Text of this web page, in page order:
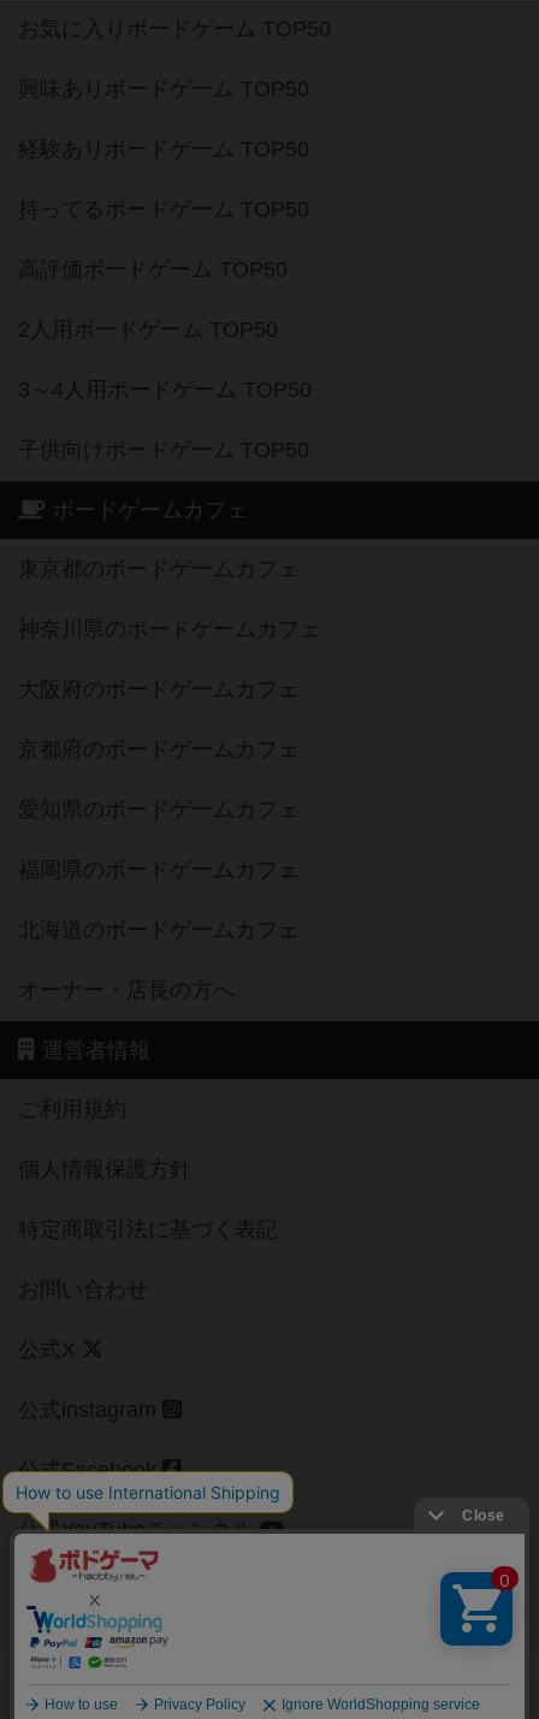
お気に入りボードゲーム TOP50
興味ありボードゲーム TOP50
経験ありボードゲーム TOP50
持ってるボードゲーム TOP50
高評価ボードゲーム TOP50
2人用ボードゲーム TOP50
3～4人用ボードゲーム TOP50
子供向けボードゲーム TOP50
ボードゲームカフェ
東京都のボードゲームカフェ
神奈川県のボードゲームカフェ
大阪府のボードゲームカフェ
京都府のボードゲームカフェ
愛知県のボードゲームカフェ
福岡県のボードゲームカフェ
北海道のボードゲームカフェ
オーナー・店長の方へ
運営者情報
ご利用規約
個人情報保護方針
特定商取引法に基づく表記
お問い合わせ
公式X
公式instagram
公式Facebook
公式YouTubeチャンネル